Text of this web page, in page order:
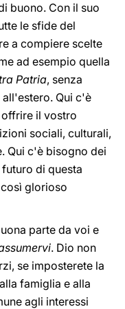
buono. Con il suo
le sfide del
a compiere scelte
ad esempio quella
Patria, senza
Qui c'è
il vostro
sociali, culturali,
Qui c'è bisogno dei
di questa
glorioso
parte da voi e
. Dio non
se imposterete la
famiglia e alla
agli interessi